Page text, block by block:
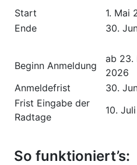
Start
1. Mai
Ende
30.
Beginn Anmeldung
ab 23.
2026
Anmeldefrist
30.
Frist Eingabe der
Radtage
10.
So funktioniert’s: